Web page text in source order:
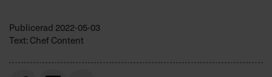
Publicerad 2022-05-03
Text: Chef Content